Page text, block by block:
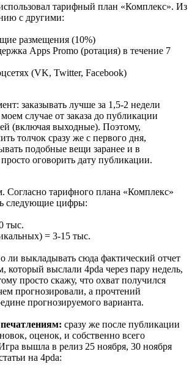
тарифный план «Комплекс». Из
с другими:
размещения (10%)
Apps Promo (ротация) в течение 7
(VK, Twitter, Facebook)
заказывать лучше за 1,5-2 недели
случае от заказа до публикации
(включая выходные). Поэтому,
толчок сразу же с первого дня,
подобные вещи заранее и в
оговорить дату публикации.
Согласно тарифного плана «Комплекс»
следующие цифры:
тыс.
= 3-15 тыс.
ли выкладывать сюда фактический отчет
выслали 4pda через пару недель,
просто скажу, что охват получился
прогнозировали, а прочтений
прогнозируемого варианта.
сразу же после публикации
оценок, и собственно всего
вышла в релиз 25 ноября, 30 ноября
на 4pda: